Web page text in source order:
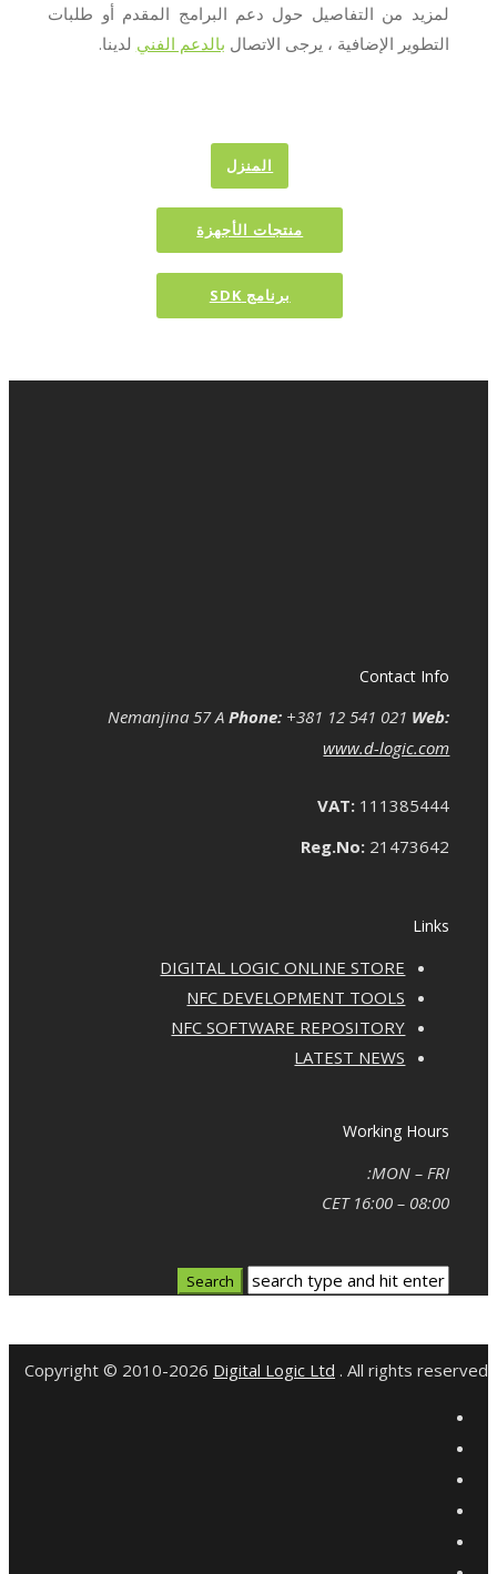
لمزيد من التفاصيل حول دعم البرامج المقدم أو طلبات
التطوير الإضافية ، يرجى الاتصال بالدعم الفني لدينا.
المنزل
منتجات الأجهزة
برنامج SDK
Contact Info
Nemanjina 57 A Phone: +381 12 541 021 Web:
www.d-logic.com
VAT: 111385444
Reg.No: 21473642
Links
DIGITAL LOGIC ONLINE STORE
NFC DEVELOPMENT TOOLS
NFC SOFTWARE REPOSITORY
LATEST NEWS
Working Hours
MON – FRI:
08:00 – 16:00 CET
Copyright © 2010-2026 Digital Logic Ltd . All rights reserved